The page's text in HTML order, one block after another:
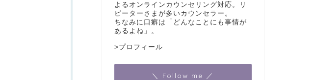
よるオンラインカウンセリング対応。リ
ピーターさまが多いカウンセラー。
ちなみに口癖は「どんなことにも事情が
あるよね」。
>プロフィール
＼ Follow me ／